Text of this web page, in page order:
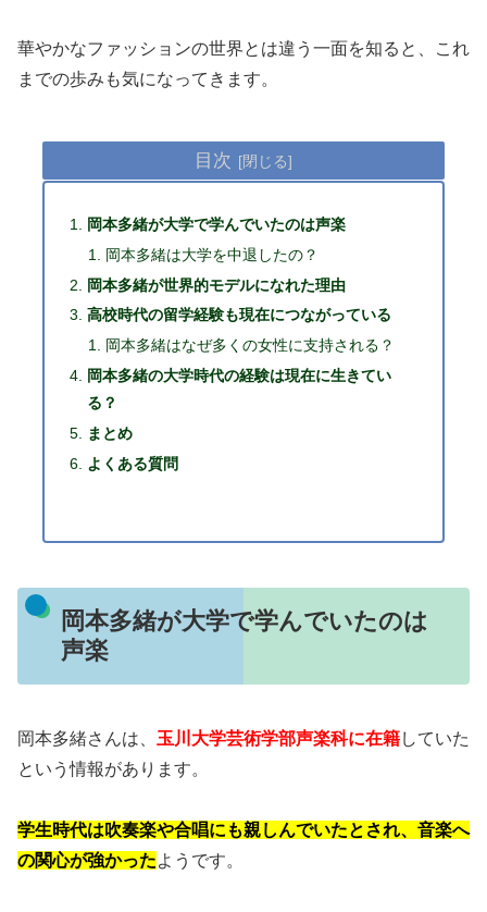
華やかなファッションの世界とは違う一面を知ると、これ
までの歩みも気になってきます。
目次
岡本多緒が大学で学んでいたのは声楽
岡本多緒は大学を中退したの？
岡本多緒が世界的モデルになれた理由
高校時代の留学経験も現在につながっている
岡本多緒はなぜ多くの女性に支持される？
岡本多緒の大学時代の経験は現在に生きてい
る？
まとめ
よくある質問
岡本多緒が大学で学んでいたのは
声楽
岡本多緒さんは、 玉川大学芸術学部声楽科に在籍していた
という情報があります。
学生時代は吹奏楽や合唱にも親しんでいたとされ、音楽へ
の関心が強かったようです。